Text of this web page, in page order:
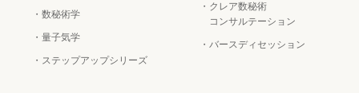
・数秘術学
・量子気学
・ステップアップシリーズ
・クレア数秘術
コンサルテーション
・バースディセッション